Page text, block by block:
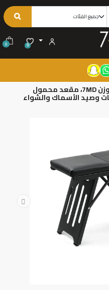
0
0
كرسي تخييم قابل للطي خفيف الوزن 7MD، مقعد محمول
وصيد الأسماك والشواء